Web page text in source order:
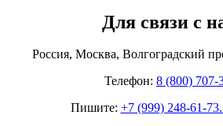
Для связи с
Россия, Москва, Волгоградский
Телефон: 8 (800) 707-
Пишите: +7 (999) 248-61-